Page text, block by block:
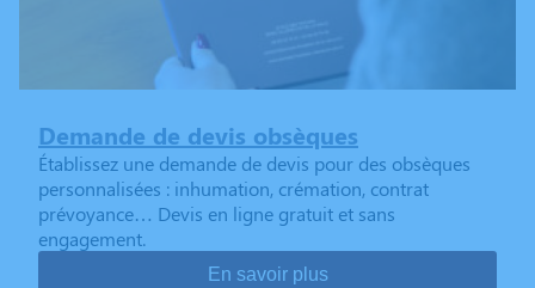
Demande de devis obsèques
Établissez une demande de devis pour des obsèques
personnalisées : inhumation, crémation, contrat
prévoyance… Devis en ligne gratuit et sans
engagement.
En savoir plus